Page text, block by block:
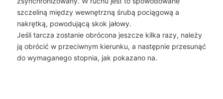
szczeliną między wewnętrzną śrubą pociągową a
nakrętką, powodującą skok jałowy.
Jeśli tarcza zostanie obrócona jeszcze kilka razy, należy
ją obrócić w przeciwnym kierunku, a następnie przesunąć
do wymaganego stopnia, jak pokazano na.